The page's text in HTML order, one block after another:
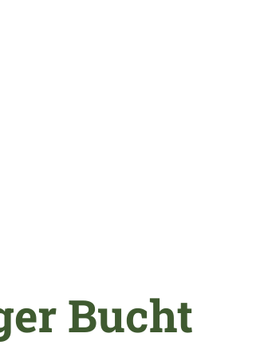
Bucht